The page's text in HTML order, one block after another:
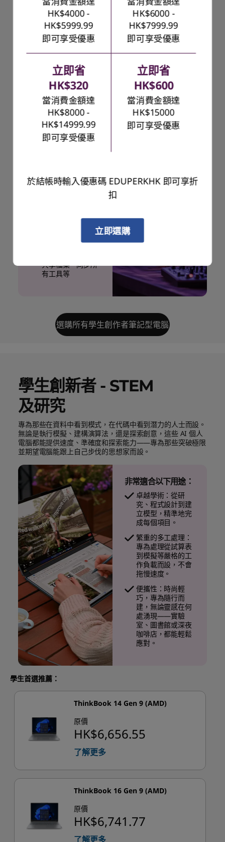
了解更多
學生創作者
也許你真的可以兼得一切。對於那些同時重視性能與優雅，又
想要能應付所有現代遊戲、同時輕鬆攜帶、在咖啡店或會議室
都能大方使用的玩家來說——這就是你的選擇。
非常適合以下用途：
內容創作：提供必
要的工具和效能，
強大多工處理：專
可擴展性：提供多
個連接埠，可良好
地配合多部螢幕，
共享檔案、同步所
有工具等
選購所有學生創作者筆記型電腦
學生創新者 - STEM
及研究
專為那些在資料中看到模式，在代碼中看到潛力的人士而設。
無論是執行模擬、建構演算法，還是探索創意，這些 AI 個人
電腦都能提供速度、準確度和探索能力——專為那些突破極限
並期望電腦能跟上自己步伐的思想家而設。
非常適合以下用途：
卓越學術：從研
究、程式設計到建
立模型，精準地完
成每個項目。
繁重的多工處理：
專為處理從試算表
到模擬等嚴格的工
作負載而設，不會
拖慢速度。
便攜性：時尚輕
巧，專為隨行而
建，無論靈感在何
處湧現——實驗
室、圖書館或深夜
咖啡店，都能輕鬆
應對。
學生首選推薦：
ThinkBook 14 Gen 9 (AMD)
原價
HK$6,656.55
了解更多
ThinkBook 16 Gen 9 (AMD)
原價
HK$6,741.77
了解更多
HK$4000 -
HK$5999.99
即可享受優惠
HK$6000 -
HK$7999.99
即可享受優惠
立即省
HK$320
當消費金額達
HK$8000 -
HK$14999.99
即可享受優惠
立即省
HK$600
當消費金額達
HK$15000
即可享受優惠
於結帳時輸入優惠碼 EDUPERKHK 即可享折
扣
立即選購